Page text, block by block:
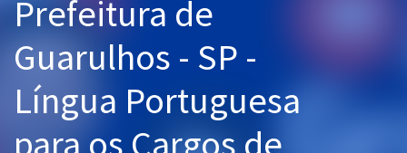
Cursos 20% OFF
Pós
Graduação
OAB
Prefeitura de
Guarulhos - SP -
Língua Portuguesa
para os Cargos de